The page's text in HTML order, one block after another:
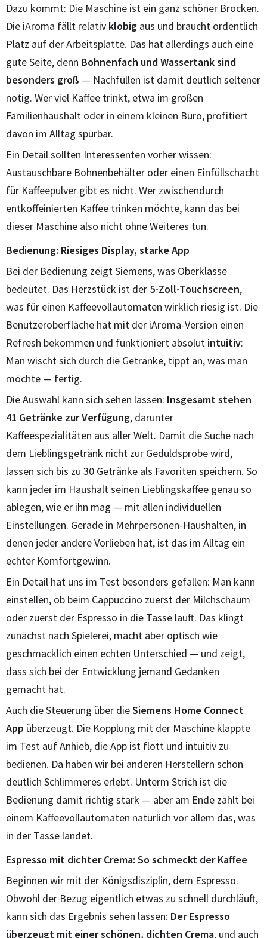
Dazu kommt: Die Maschine ist ein ganz schöner Brocken.
Die iAroma fällt relativ klobig aus und braucht ordentlich
Platz auf der Arbeitsplatte. Das hat allerdings auch eine
gute Seite, denn Bohnenfach und Wassertank sind
besonders groß — Nachfüllen ist damit deutlich seltener
nötig. Wer viel Kaffee trinkt, etwa im großen
Familienhaushalt oder in einem kleinen Büro, profitiert
davon im Alltag spürbar.
Ein Detail sollten Interessenten vorher wissen:
Austauschbare Bohnenbehälter oder einen Einfüllschacht
für Kaffeepulver gibt es nicht. Wer zwischendurch
entkoffeinierten Kaffee trinken möchte, kann das bei
dieser Maschine also nicht ohne Weiteres tun.
Bedienung: Riesiges Display, starke App
Bei der Bedienung zeigt Siemens, was Oberklasse
bedeutet. Das Herzstück ist der 5-Zoll-Touchscreen,
was für einen Kaffeevollautomaten wirklich riesig ist. Die
Benutzeroberfläche hat mit der iAroma-Version einen
Refresh bekommen und funktioniert absolut intuitiv:
Man wischt sich durch die Getränke, tippt an, was man
möchte — fertig.
Die Auswahl kann sich sehen lassen: Insgesamt stehen
41 Getränke zur Verfügung, darunter
Kaffeespezialitäten aus aller Welt. Damit die Suche nach
dem Lieblingsgetränk nicht zur Geduldsprobe wird,
lassen sich bis zu 30 Getränke als Favoriten speichern. So
kann jeder im Haushalt seinen Lieblingskaffee genau so
ablegen, wie er ihn mag — mit allen individuellen
Einstellungen. Gerade in Mehrpersonen-Haushalten, in
denen jeder andere Vorlieben hat, ist das im Alltag ein
echter Komfortgewinn.
Ein Detail hat uns im Test besonders gefallen: Man kann
einstellen, ob beim Cappuccino zuerst der Milchschaum
oder zuerst der Espresso in die Tasse läuft. Das klingt
zunächst nach Spielerei, macht aber optisch wie
geschmacklich einen echten Unterschied — und zeigt,
dass sich bei der Entwicklung jemand Gedanken
gemacht hat.
Auch die Steuerung über dieSiemens Home Connect
App überzeugt. Die Kopplung mit der Maschine klappte
im Test auf Anhieb, die App ist flott und intuitiv zu
bedienen. Da haben wir bei anderen Herstellern schon
deutlich Schlimmeres erlebt. Unterm Strich ist die
Bedienung damit richtig stark — aber am Ende zählt bei
einem Kaffeevollautomaten natürlich vor allem das, was
in der Tasse landet.
Espresso mit dichter Crema: So schmeckt der Kaffee
Beginnen wir mit der Königsdisziplin, dem Espresso.
Obwohl der Bezug eigentlich etwas zu schnell durchläuft,
kann sich das Ergebnis sehen lassen: Der Espresso
überzeugt mit einer schönen, dichten Crema, und auch